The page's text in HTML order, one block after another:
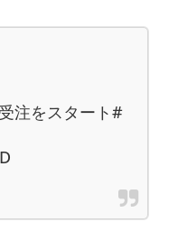
注をスタート#